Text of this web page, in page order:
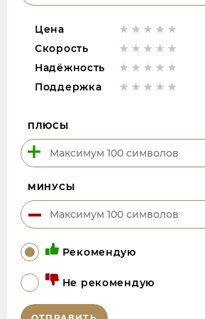
Цена
Скорость
Надёжность
Поддержка
ПЛЮСЫ
МИНУСЫ
Рекомендую
Не рекомендую